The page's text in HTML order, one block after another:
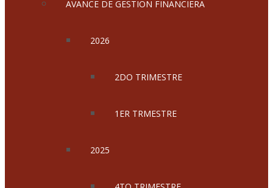
AVANCE DE GESTION FINANCIERA
2026
2DO TRIMESTRE
1ER TRMESTRE
2025